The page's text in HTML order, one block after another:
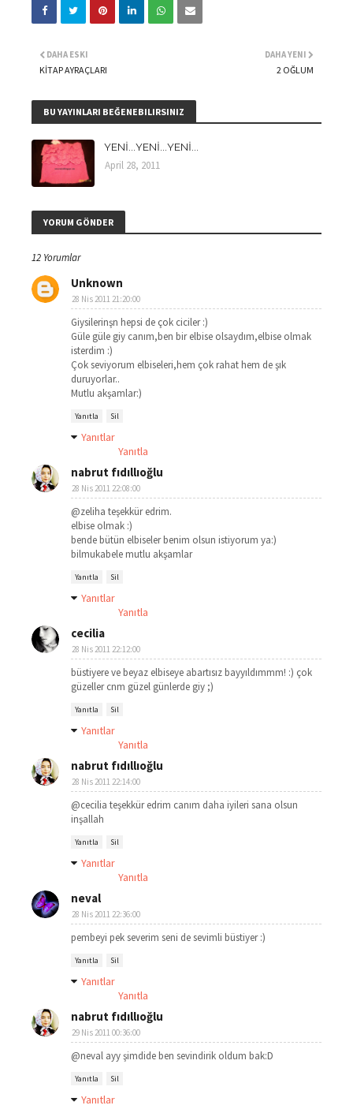
DAHA YENI
2 OĞLUM
DAHA ESKI
KİTAP AYRAÇLARI
BU YAYINLARI BEĞENEBILIRSINIZ
YENİ...YENİ...YENİ...
April 28, 2011
YORUM GÖNDER
12 Yorumlar
Unknown
28 Nis 2011 21:20:00
Giysilerinşn hepsi de çok ciciler :)
Güle güle giy canım,ben bir elbise olsaydım,elbise olmak
isterdim :)
Çok seviyorum elbiseleri,hem çok rahat hem de şık
duruyorlar..
Mutlu akşamlar:)
Yanıtla Sil
Yanıtlar
Yanıtla
nabrut fıdıllıoğlu
28 Nis 2011 22:08:00
@zeliha teşekkür edrim.
elbise olmak :)
bende bütün elbiseler benim olsun istiyorum ya:)
bilmukabele mutlu akşamlar
Yanıtla Sil
Yanıtlar
Yanıtla
cecilia
28 Nis 2011 22:12:00
büstiyere ve beyaz elbiseye abartısız bayyıldımmm! :) çok
güzeller cnm güzel günlerde giy ;)
Yanıtla Sil
Yanıtlar
Yanıtla
nabrut fıdıllıoğlu
28 Nis 2011 22:14:00
@cecilia teşekkür edrim canım daha iyileri sana olsun
inşallah
Yanıtla Sil
Yanıtlar
Yanıtla
neval
28 Nis 2011 22:36:00
pembeyi pek severim seni de sevimli büstiyer :)
Yanıtla Sil
Yanıtlar
Yanıtla
nabrut fıdıllıoğlu
29 Nis 2011 00:36:00
@neval ayy şimdide ben sevindirik oldum bak:D
Yanıtla Sil
Yanıtlar